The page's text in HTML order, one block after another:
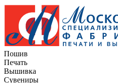
Пошив
Печать
Вышивка
Сувениры